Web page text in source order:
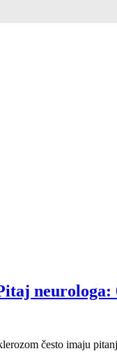
često imaju